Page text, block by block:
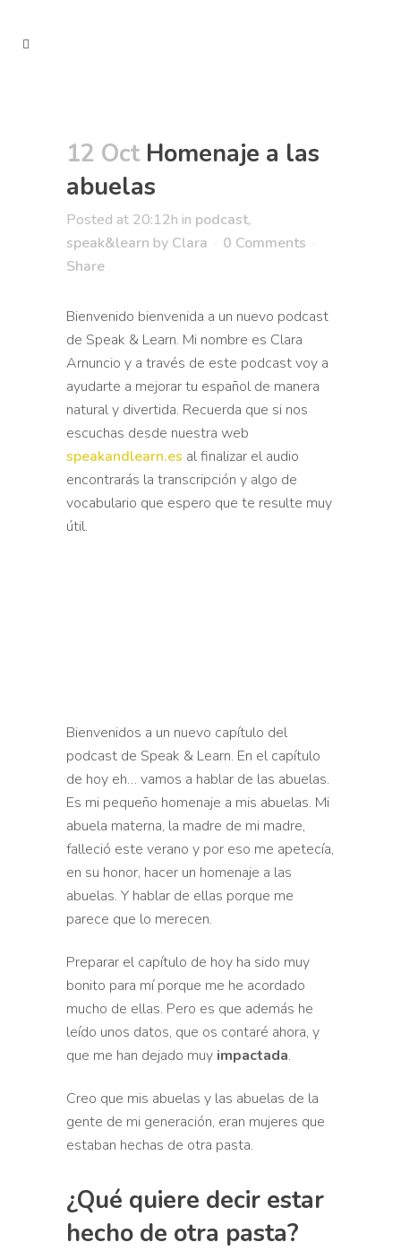
12 OctHomenaje a las
abuelas
Posted at 20:12h in podcast,
speak&learn by Clara
0 Comments
Share
Bienvenido bienvenida a un nuevo podcast
de Speak & Learn. Mi nombre es Clara
Arnuncio y a través de este podcast voy a
ayudarte a mejorar tu español de manera
natural y divertida. Recuerda que si nos
escuchas desde nuestra web
speakandlearn.es alfinalizar el audio
encontrarás la transcripción y algo de
vocabulario que espero que te resulte muy
útil.
Bienvenidos a un nuevo capítulo del
podcast de Speak & Learn. En el capítulo
de hoy eh… vamos a hablar de las abuelas.
Es mi pequeño homenaje a mis abuelas. Mi
abuela materna, la madre de mi madre,
falleció este verano y por eso me apetecía,
en su honor, hacer un homenaje a las
abuelas. Y hablar de ellas porque me
parece que lo merecen.
Preparar el capítulo de hoy ha sido muy
bonito para mí porque me he acordado
mucho de ellas. Pero es que además he
leído unos datos, que os contaré ahora, y
que me han dejado muy impactada.
Creo que mis abuelas y las abuelas de la
gente de mi generación, eran mujeres que
estaban hechas de otra pasta.
¿Qué quiere decir estar
hecho de otra pasta?